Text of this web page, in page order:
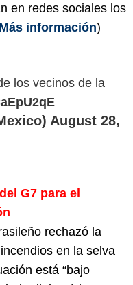
en redes sociales los
Más información)
los vecinos de la
August 28,
G7 para el
rechazó la
en la selva
está “bajo